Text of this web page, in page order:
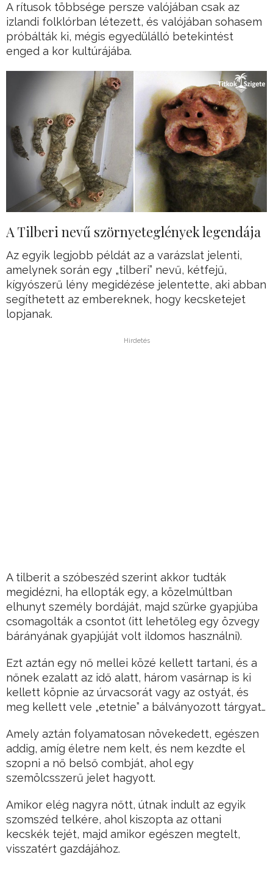
A rítusok többsége persze valójában csak az
izlandi folklórban létezett, és valójában sohasem
próbálták ki, mégis egyedülálló betekintést
enged a kor kultúrájába.
A Tilberi nevű szörnyeteglények legendája
Az egyik legjobb példát az a varázslat jelenti,
amelynek során egy „tilberi” nevű, kétfejű,
kígyószerű lény megidézése jelentette, aki abban
segíthetett az embereknek, hogy kecsketejet
lopjanak.
Hirdetés
A tilberit a szóbeszéd szerint akkor tudták
megidézni, ha ellopták egy, a közelmúltban
elhunyt személy bordáját, majd szürke gyapjúba
csomagolták a csontot (itt lehetőleg egy özvegy
bárányának gyapjúját volt ildomos használni).
Ezt aztán egy nő mellei közé kellett tartani, és a
nőnek ezalatt az idő alatt, három vasárnap is ki
kellett köpnie az úrvacsorát vagy az ostyát, és
meg kellett vele „etetnie” a bálványozott tárgyat…
Amely aztán folyamatosan növekedett, egészen
addig, amíg életre nem kelt, és nem kezdte el
szopni a nő belső combját, ahol egy
szemölcsszerű jelet hagyott.
Amikor elég nagyra nőtt, útnak indult az egyik
szomszéd telkére, ahol kiszopta az ottani
kecskék tejét, majd amikor egészen megtelt,
visszatért gazdájához.